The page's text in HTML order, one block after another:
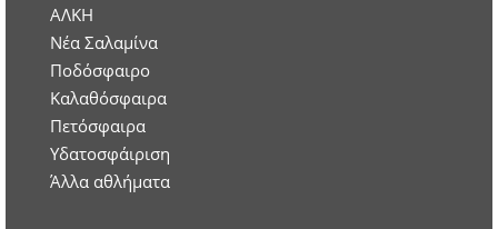
ΑΛΚΗ
Νέα Σαλαμίνα
Ποδόσφαιρο
Καλαθόσφαιρα
Πετόσφαιρα
Υδατοσφάιριση
Άλλα αθλήματα